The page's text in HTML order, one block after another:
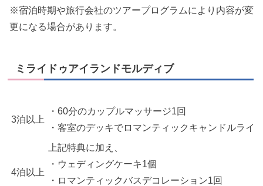
※宿泊時期や旅行会社のツアープログラムにより内容が変
更になる場合があります。
ミライドゥアイランドモルディブ
3泊以上
・60分のカップルマッサージ1回
・客室のデッキでロマンティックキャンドルライ
4泊以上
上記特典に加え、
・ウェディングケーキ1個
・ロマンティックバスデコレーション1回